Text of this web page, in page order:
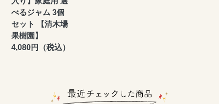
べるジャム 3個
セット 【清木場
果樹園】
4,080円（税込）